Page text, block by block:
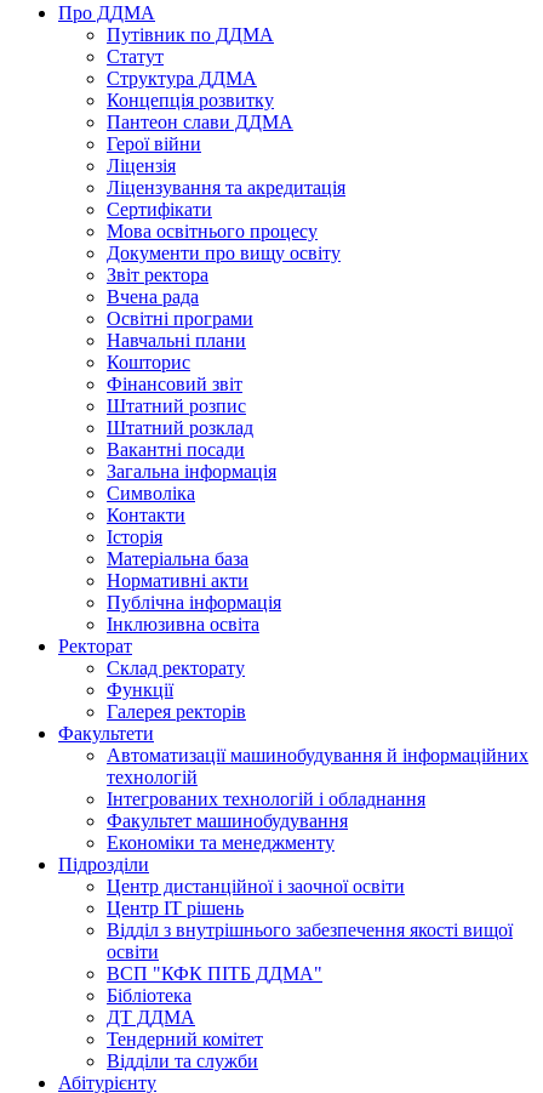
Про ДДМА
Путівник по ДДМА
Статут
Структура ДДМА
Концепція розвитку
Пантеон слави ДДМА
Герої війни
Ліцензія
Ліцензування та акредитація
Сертифікати
Мова освітнього процесу
Документи про вищу освіту
Звіт ректора
Вчена рада
Освітні програми
Навчальні плани
Кошторис
Фінансовий звіт
Штатний розпис
Штатний розклад
Вакантні посади
Загальна інформація
Символіка
Контакти
Історія
Матеріальна база
Нормативні акти
Публічна інформація
Інклюзивна освіта
Ректорат
Склад ректорату
Функції
Галерея ректорів
Факультети
Автоматизації машинобудування й інформаційних
технологій
Інтегрованих технологій і обладнання
Факультет машинобудування
Економіки та менеджменту
Підрозділи
Центр дистанційної і заочної освіти
Центр ІТ рішень
Відділ з внутрішнього забезпечення якості вищої
освіти
ВСП "КФК ПІТБ ДДМА"
Бібліотека
ДТ ДДМА
Тендерний комітет
Відділи та служби
Абітурієнту